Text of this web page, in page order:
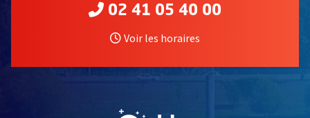
02 41 05 40 00
Voir les horaires